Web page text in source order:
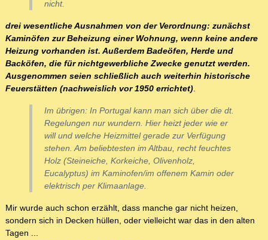
nicht.
drei wesentliche Ausnahmen von der Verordnung: zunächst
Kaminöfen zur Beheizung einer Wohnung, wenn keine andere
Heizung vorhanden ist. Außerdem Badeöfen, Herde und
Backöfen, die für nichtgewerbliche Zwecke genutzt werden.
Ausgenommen seien schließlich auch weiterhin historische
Feuerstätten (nachweislich vor 1950 errichtet).
Im übrigen: In Portugal kann man sich über die dt.
Regelungen nur wundern. Hier heizt jeder wie er
will und welche Heizmittel gerade zur Verfügung
stehen. Am beliebtesten im Altbau, recht feuchtes
Holz (Steineiche, Korkeiche, Olivenholz,
Eucalyptus) im Kaminofen/im offenem Kamin oder
elektrisch per Klimaanlage.
Mir wurde auch schon erzählt, dass manche gar nicht heizen,
sondern sich in Decken hüllen, oder vielleicht war das in den alten
Tagen ...